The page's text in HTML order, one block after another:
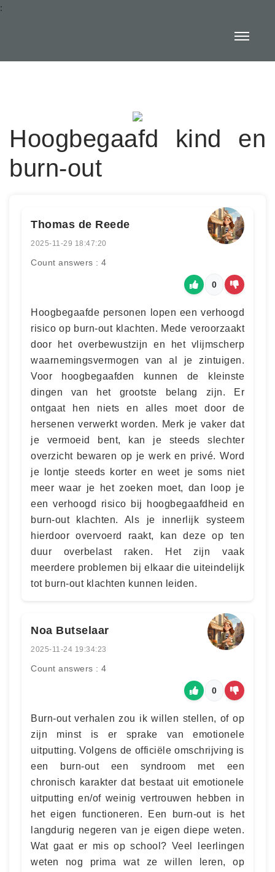
:
Hoogbegaafd kind en
burn-out
Thomas de Reede
2025-11-29 18:47:20
Count answers : 4
0
Hoogbegaafde personen lopen een verhoogd
risico op burn-out klachten. Mede veroorzaakt
door het overbewustzijn en het vlijmscherp
waarnemingsvermogen van al je zintuigen.
Voor hoogbegaafden kunnen de kleinste
dingen van het grootste belang zijn. Er
ontgaat hen niets en alles moet door de
hersenen verwerkt worden. Merk je vaker dat
je vermoeid bent, kan je steeds slechter
overzicht bewaren op je werk en privé. Word
je lontje steeds korter en weet je soms niet
meer waar je het zoeken moet, dan loop je
een verhoogd risico bij hoogbegaafdheid en
burn-out klachten. Als je innerlijk systeem
hierdoor overvoerd raakt, kan deze op ten
duur overbelast raken. Het zijn vaak
meerdere problemen bij elkaar die uiteindelijk
tot burn-out klachten kunnen leiden.
Noa Butselaar
2025-11-24 19:34:23
Count answers : 4
0
Burn-out verhalen zou ik willen stellen, of op
zijn minst is er sprake van emotionele
uitputting. Volgens de officiële omschrijving is
een burn-out een syndroom met een
chronisch karakter dat bestaat uit emotionele
uitputting en/of weinig vertrouwen hebben in
het eigen functioneren. Een burn-out is het
langdurig negeren van je eigen diepe weten.
Wat gaat er mis op school? Veel leerlingen
weten nog prima wat ze willen leren, op